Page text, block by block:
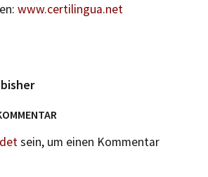
www.certilingua.net
sein, um einen Kommentar